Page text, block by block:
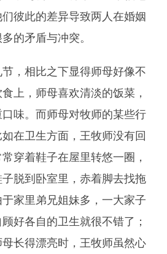
彼此的差异导致两人在婚姻
的矛盾与冲突。
，相比之下显得师母好像不
上，师母喜欢清淡的饭菜，
味。而师母对牧师的某些行
在卫生方面，王牧师没有回
穿着鞋子在屋里转悠一圈，
脱到卧室里，赤着脚去找拖
家里弟兄姐妹多，一大家子
好各自的卫生就很不错了；
长得漂亮时，王牧师虽然心